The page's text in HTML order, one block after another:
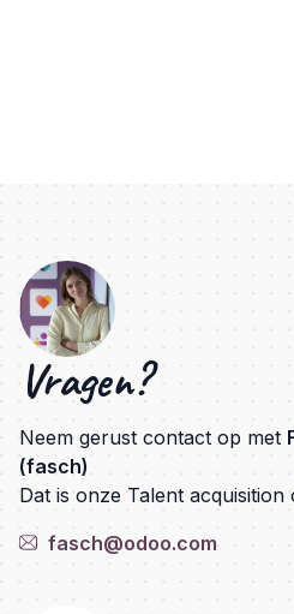
Vragen?
Neem gerust contact op met
(fasch)
Dat is onze Talent acquisition
fasch@odoo.com